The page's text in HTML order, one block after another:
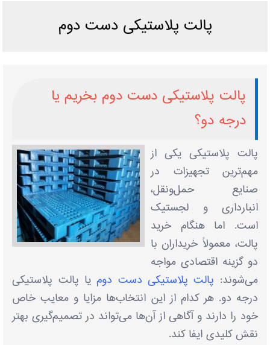
پالت پلاستیکی دست دوم
پالت پلاستیکی دست دوم بخریم یا
درجه دو؟
پالت پلاستیکی یکی از
مهم‌ترین تجهیزات در
صنایع حمل‌ونقل،
انبارداری و لجستیک
است. اما هنگام خرید
پالت، معمولاً خریداران با
دو گزینه اقتصادی مواجه
می‌شوند: پالت پلاستیکی دست دومیا پالت پلاستیکی
درجه دو. هر کدام از این انتخاب‌ها مزایا و معایب خاص
خود را دارند و آگاهی از آن‌ها می‌تواند در تصمیم‌گیری بهتر
نقش کلیدی ایفا کند.